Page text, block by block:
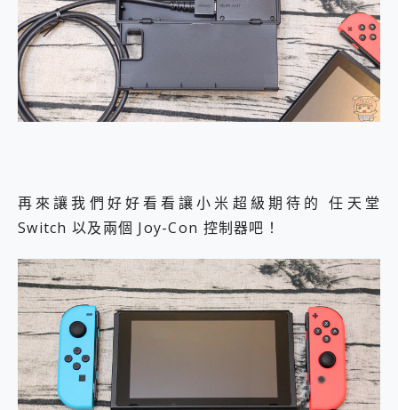
再來讓我們好好看看讓小米超級期待的 任天堂
Switch 以及兩個 Joy-Con 控制器吧！